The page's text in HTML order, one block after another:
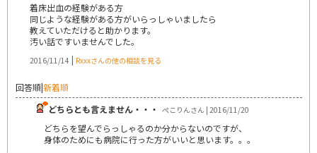
着床出血の経験がある方
同じような経験がある方がいらっしゃいましたら
教えていただけると助かります。
汚い話ですいませんでした。
2016/11/14 | Rxxxさんの他の相談を見る
回答順|新着順
どちらとも言えません・・・ ぺこりんさん | 2016/11/20
どちらを望んでらっしゃるのか分からないのですが、
身体のためにも病院に行った方がいいと思います。。。